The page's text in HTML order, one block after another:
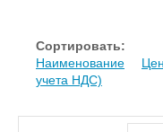
Сортировать:
Наименование
учета НДС)